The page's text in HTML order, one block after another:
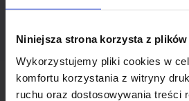
Niniejsza strona korzysta z
Wykorzystujemy pliki cookies w
komfortu korzystania z witryny
ruchu oraz dostosowywania treści
Odezwij się do nas, aby
Skontaktuj się